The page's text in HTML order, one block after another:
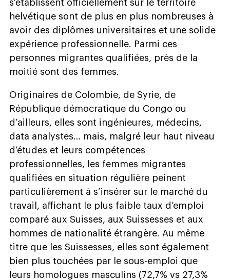
s’établissent officiellement sur le territoire
helvétique sont de plus en plus nombreuses à
avoir des diplômes universitaires et une solide
expérience professionnelle. Parmi ces
personnes migrantes qualifiées, près de la
moitié sont des femmes.
Originaires de Colombie, de Syrie, de
République démocratique du Congo ou
d’ailleurs, elles sont ingénieures, médecins,
data analystes… mais, malgré leur haut niveau
d’études et leurs compétences
professionnelles, les femmes migrantes
qualifiées en situation régulière peinent
particulièrement à s’insérer sur le marché du
travail, affichant le plus faible taux d’emploi
comparé aux Suisses, aux Suissesses et aux
hommes de nationalité étrangère. Au même
titre que les Suissesses, elles sont également
bien plus touchées par le sous-emploi que
leurs homologues masculins (72,7% vs 27,3%